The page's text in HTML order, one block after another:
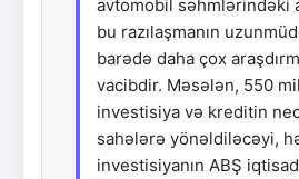
avtomobil səhmlərindəki
bu razılaşmanın
barədə daha çox
vacibdir. Məsələn, 550
investisiya və kreditin
sahələrə yönəldiləcəyi,
investisiyanın ABŞ